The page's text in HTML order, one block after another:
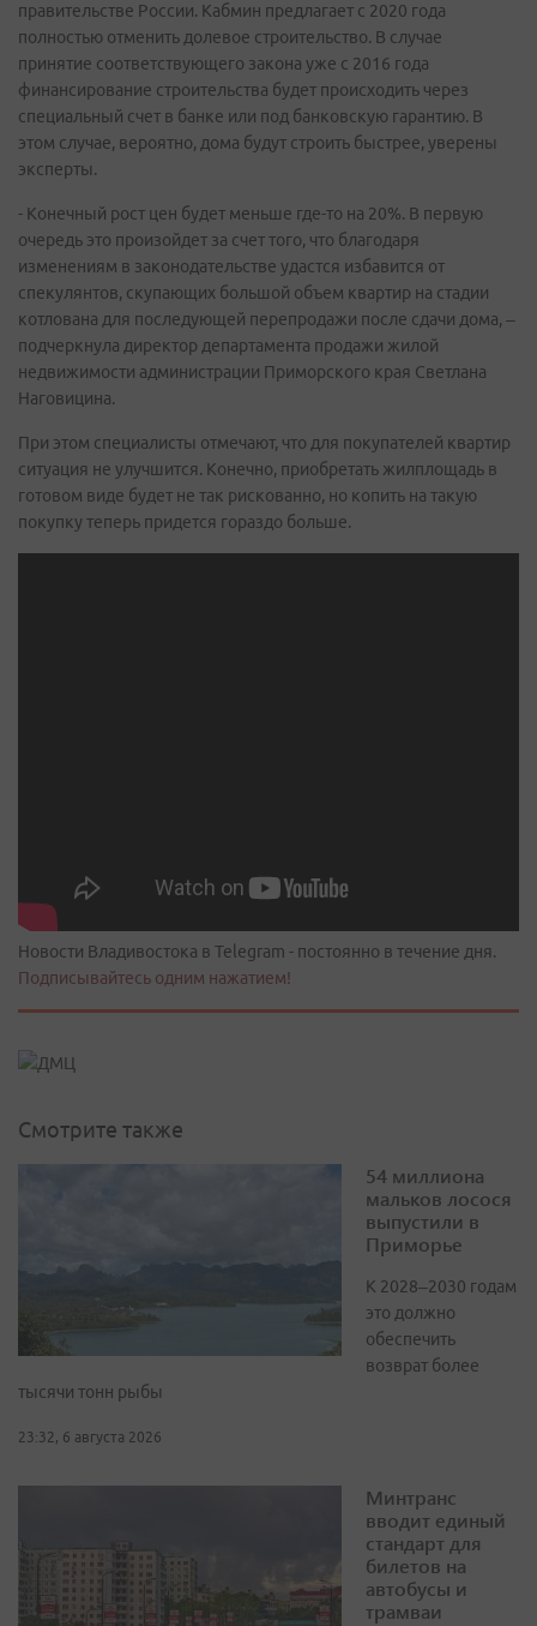
правительстве России. Кабмин предлагает с 2020 года
полностью отменить долевое строительство. В случае
принятие соответствующего закона уже с 2016 года
финансирование строительства будет происходить через
специальный счет в банке или под банковскую гарантию. В
этом случае, вероятно, дома будут строить быстрее, уверены
эксперты.
- Конечный рост цен будет меньше где-то на 20%. В первую
очередь это произойдет за счет того, что благодаря
изменениям в законодательстве удастся избавится от
спекулянтов, скупающих большой объем квартир на стадии
котлована для последующей перепродажи после сдачи дома, –
подчеркнула директор департамента продажи жилой
недвижимости администрации Приморского края Светлана
Наговицина.
При этом специалисты отмечают, что для покупателей квартир
ситуация не улучшится. Конечно, приобретать жилплощадь в
готовом виде будет не так рискованно, но копить на такую
покупку теперь придется гораздо больше.
Новости Владивостока в Telegram - постоянно в течение дня.
Подписывайтесь одним нажатием!
Смотрите также
54 миллиона
мальков лосося
выпустили в
Приморье
К 2028–2030 годам
это должно
обеспечить
возврат более
тысячи тонн рыбы
23:32, 6 августа 2026
Минтранс
вводит единый
стандарт для
билетов на
автобусы и
трамваи